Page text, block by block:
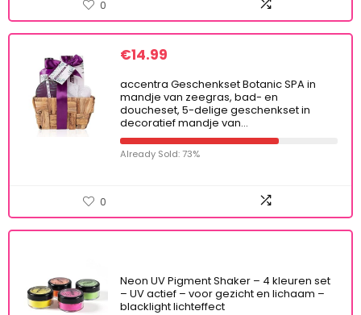
0
€14.99
accentra Geschenkset Botanic SPA in
mandje van zeegras, bad- en
doucheset, 5-delige geschenkset in
decoratief mandje van…
Already Sold: 73%
0
Neon UV Pigment Shaker – 4 kleuren set
– UV actief – voor gezicht en lichaam –
blacklight lichteffect